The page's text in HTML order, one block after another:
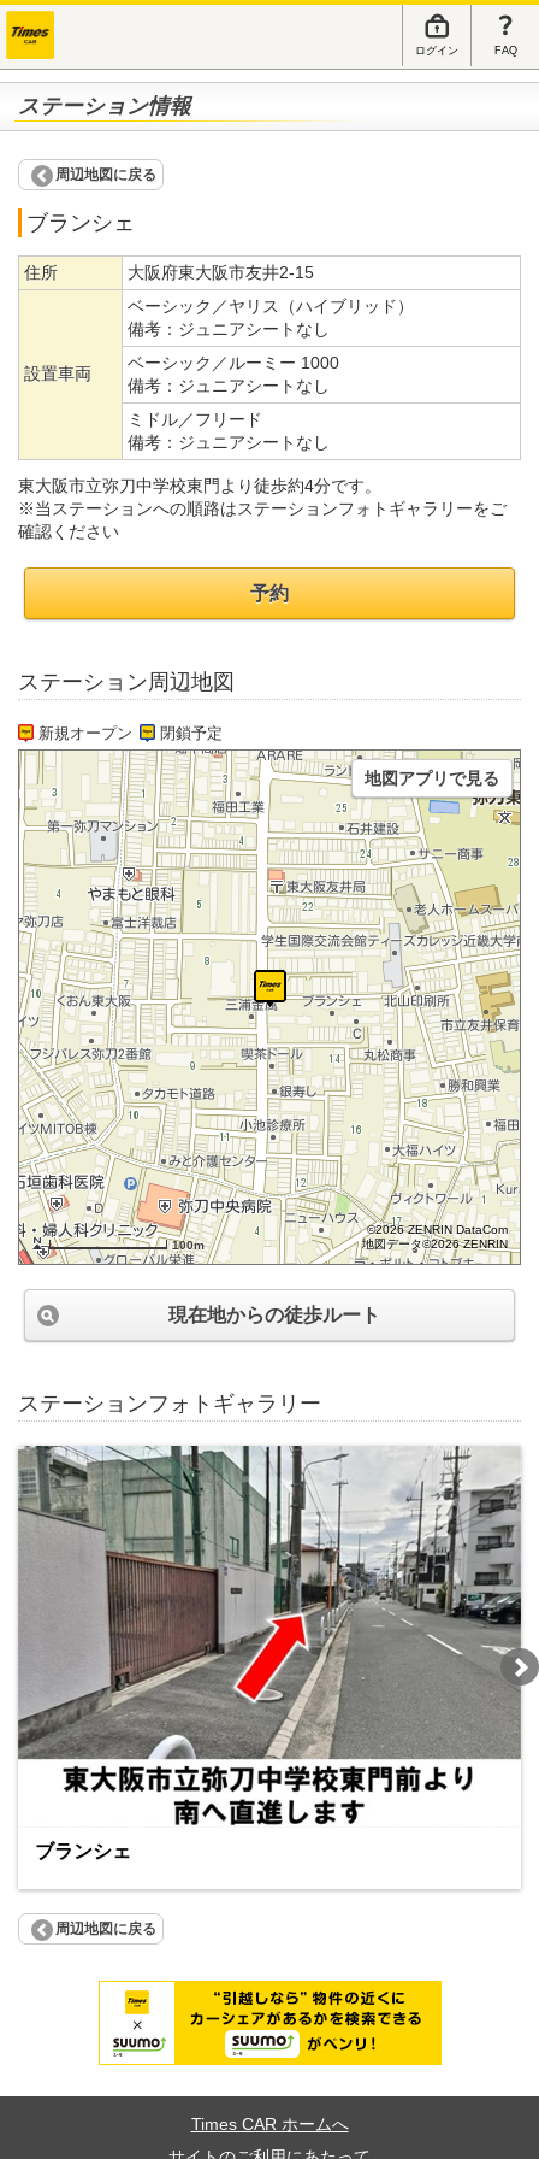
ログイン FAQ
ステーション情報
周辺地図に戻る
ブランシェ
住所 大阪府東大阪市友井2-15
設置車両
ベーシック／ヤリス（ハイブリッド）
備考： ジュニアシートなし
ベーシック／ルーミー 1000
備考： ジュニアシートなし
ミドル／フリード
備考： ジュニアシートなし
東大阪市立弥刀中学校東門より徒歩約4分です。
※当ステーションへの順路はステーションフォトギャラリーをご
確認ください
予約
ステーション周辺地図
新規オープン 閉鎖予定
100m
©2026 ZENRIN DataCom
地図データ©2026 ZENRIN
地図アプリで見る
現在地からの徒歩ルート
ステーションフォトギャラリー
ブランシェ
周辺地図に戻る
Times CAR ホームへ